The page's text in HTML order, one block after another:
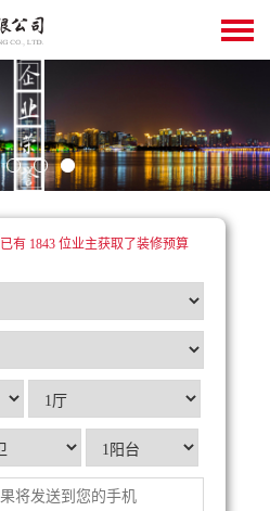
已有 1843 位业主获取了装修预算